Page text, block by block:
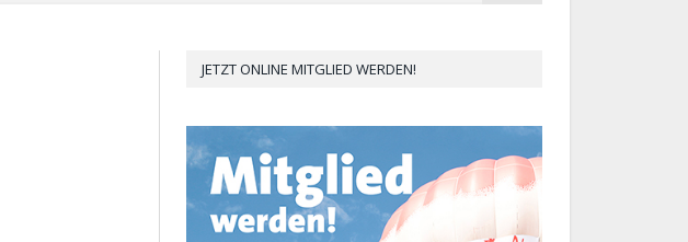
JETZT ONLINE MITGLIED WERDEN!